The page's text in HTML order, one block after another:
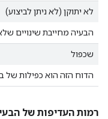
לא יתוקן (לא ניתן לביצוע)
הבעיה מחייבת שינויים
שכפול
הדוח הזה הוא כפילות של
רמות העדיפות של